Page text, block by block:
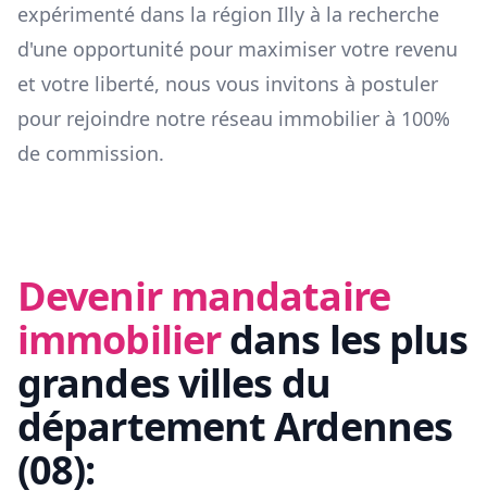
expérimenté dans la région Illy à la recherche
d'une opportunité pour maximiser votre revenu
et votre liberté, nous vous invitons à postuler
pour rejoindre notre réseau immobilier à 100%
de commission.
Devenir mandataire
immobilierdans les plus
grandes villes du
départementArdennes
(08):